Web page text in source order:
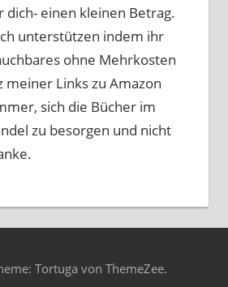
einen kleinen Betrag.
unterstützen indem ihr
ohne Mehrkosten
meiner Links zu Amazon
sich die Bücher im
zu besorgen und nicht
Tortuga von ThemeZee.